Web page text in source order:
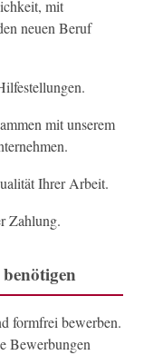
mit
neuen Beruf
mit unserem
Ihrer Arbeit.
Zahlung.
formfrei bewerben.
Bewerbungen